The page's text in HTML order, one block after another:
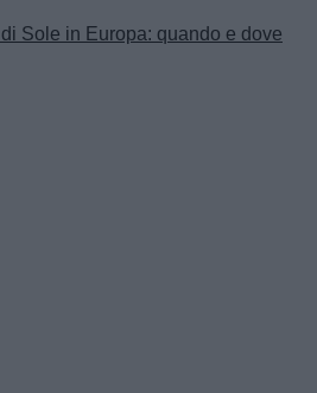
Sole in Europa: quando e dove